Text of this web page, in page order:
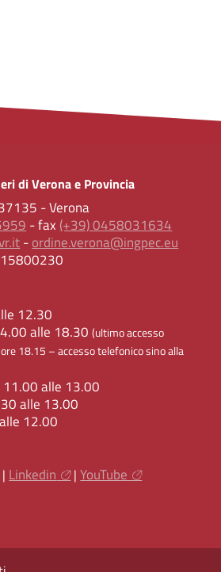
di Verona e Provincia
- Verona
- fax (+39) 0458031634
-ordine.verona@ingpec.eu
12.30
alle 18.30(ultimo accesso
18.15 – accesso telefonico sino alla
alle 13.00
alle 13.00
12.00
| Linkedin |YouTube